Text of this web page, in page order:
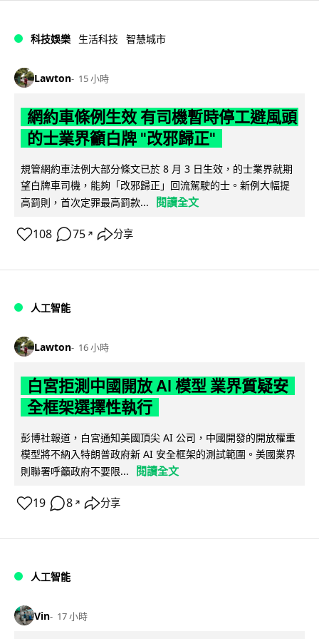
科技娛樂 生活科技 智慧城市
Lawton 15 小時
網約車條例生效 有司機暫時停工避風頭
的士業界籲白牌 "改邪歸正"
規管網約車法例大部分條文已於 8 月 3 日生效，的士業界就期
望白牌車司機，能夠「改邪歸正」回流駕駛的士。新例大幅提
高罰則，首次定罪最高罰款...
閱讀全文
108 75 ↗ 分享
人工智能
Lawton 16 小時
白宮拒測中國開放 AI 模型 業界質疑安
全框架選擇性執行
彭博社報道，白宮通知美國頂尖 AI 公司，中國開發的開放權重
模型將不納入特朗普政府新 AI 安全框架的測試範圍。美國業界
則聯署呼籲政府不要限...
閱讀全文
19 8 ↗ 分享
人工智能
Vin 17 小時